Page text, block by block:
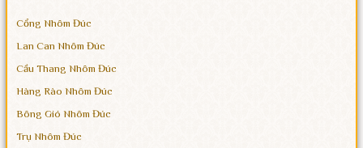
Cổng Nhôm Đúc
Lan Can Nhôm Đúc
Cầu Thang Nhôm Đúc
Hàng Rào Nhôm Đúc
Bông Gió Nhôm Đúc
Trụ Nhôm Đúc